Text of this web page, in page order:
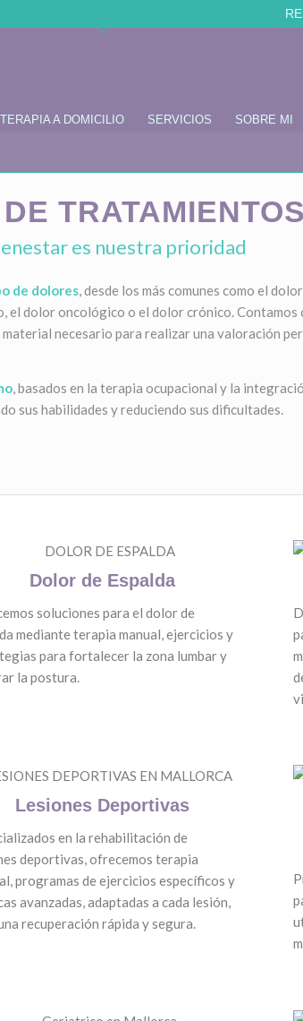
A DOMICILIO SERVICIOS SOBRE MI
TRATAMIENTOS
es nuestra prioridad
de dolores, desde los más comunes como el
el dolor oncológico o el dolor crónico.
necesario para realizar una valoración
, basados en la terapia ocupacional y la
sus habilidades y reduciendo sus dificultades.
Dolor de Espalda
soluciones para el dolor de
mediante terapia manual, ejercicios y
para fortalecer la zona lumbar y
la postura.
Lesiones Deportivas
en la rehabilitación de
deportivas, ofrecemos terapia
programas de ejercicios específicos y
avanzadas, adaptadas a cada lesión,
recuperación rápida y segura.